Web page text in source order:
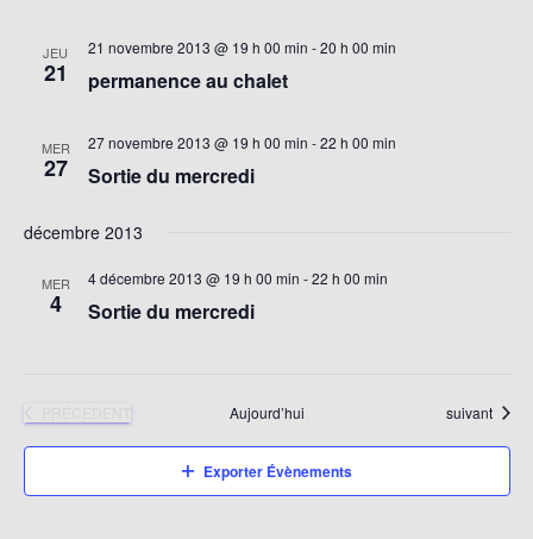
JEU
21
21 novembre 2013 @ 19 h 00 min -20 h 00 min
permanence au chalet
MER
27
27 novembre 2013 @ 19 h 00 min -22 h 00 min
Sortie du mercredi
décembre 2013
MER
4
4 décembre 2013 @ 19 h 00 min -22 h 00 min
Sortie du mercredi
Aujourd’hui Évènements
suivant
Exporter Évènements